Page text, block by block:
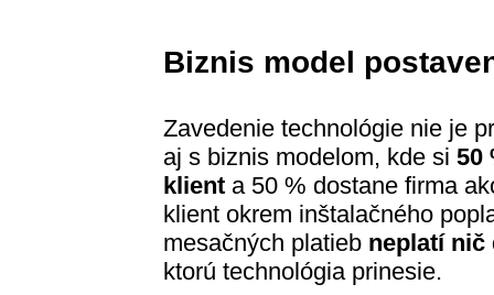
Biznis model
Zavedenie technológie nie je
aj s biznis modelom, kde si 50
klient a 50 % dostane firma
klient okrem inštalačného
mesačných platieb neplatí nič
ktorú technológia prinesie.